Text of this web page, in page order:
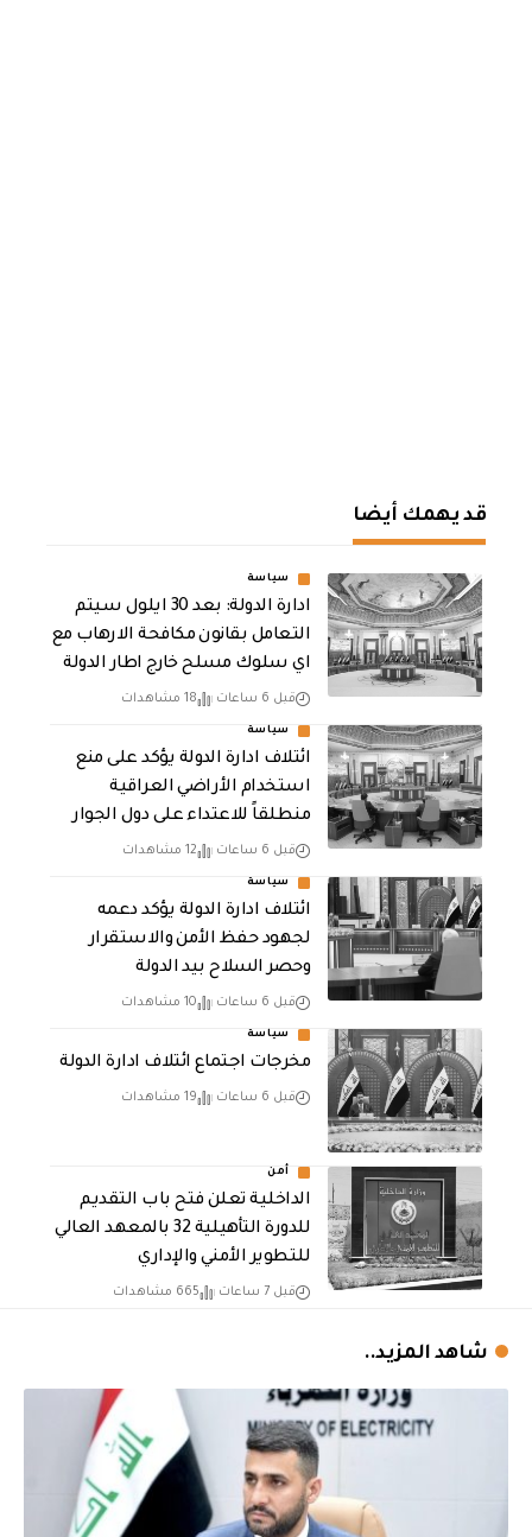
قد يهمك أيضا
سياسة
ادارة الدولة: بعد 30 ايلول سيتم
التعامل بقانون مكافحة الارهاب مع
اي سلوك مسلح خارج اطار الدولة
قبل 6 ساعات 18 مشاهدات
سياسة
ائتلاف ادارة الدولة يؤكد على منع
استخدام الأراضي العراقية
منطلقاً للاعتداء على دول الجوار
قبل 6 ساعات 12 مشاهدات
سياسة
ائتلاف ادارة الدولة يؤكد دعمه
لجهود حفظ الأمن والاستقرار
وحصر السلاح بيد الدولة
قبل 6 ساعات 10 مشاهدات
سياسة
مخرجات اجتماع ائتلاف ادارة الدولة
قبل 6 ساعات 19 مشاهدات
أمن
الداخلية تعلن فتح باب التقديم
للدورة التأهيلية 32 بالمعهد العالي
للتطوير الأمني والإداري
قبل 7 ساعات 665 مشاهدات
شاهد المزيد..